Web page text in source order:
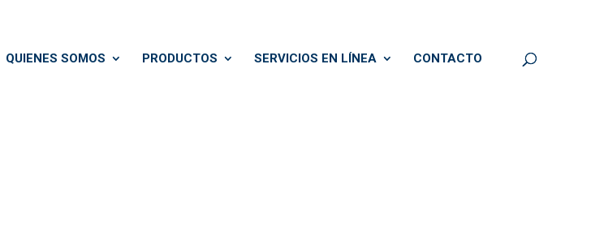
QUIENES SOMOS PRODUCTOS SERVICIOS EN LÍNEA CONTACTO